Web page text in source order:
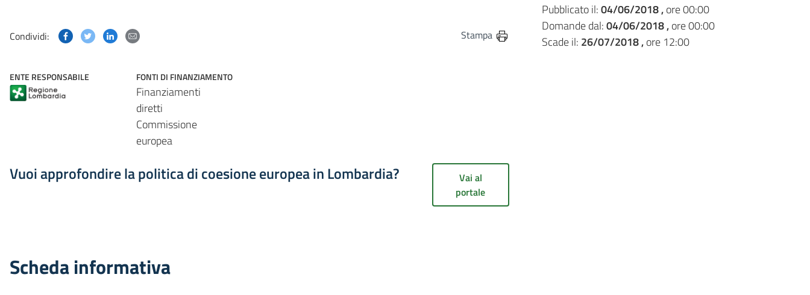
Condividi: Condividi questa pagina su Facebook
Condividi questa pagina su Twitter
Condividi questa pagina su Linkedin Stampa
ENTE RESPONSABILE FONTI DI FINANZIAMENTO
Finanziamenti
diretti
Commissione
europea
Vuoi approfondire la politica di coesione europea in Lombardia?
Vai al
portale
Pubblicato il:04/06/2018 ,ore 00:00
Domande dal:04/06/2018 ,ore 00:00
Scade il: 26/07/2018 ,ore 12:00
Scheda informativa